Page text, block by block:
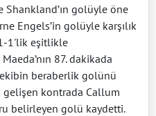
Shankland’ın golüyle öne
Engels’in golüyle karşılık
1'lik eşitlikle
87. dakikada
beraberlik golünü
gelişen kontrada Callum
belirleyen golü kaydetti.